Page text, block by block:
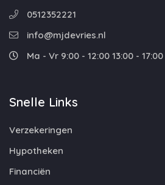
0512352221
info@mjdevries.nl
Ma - Vr 9:00 - 12:00 13:00 - 17:00
Snelle Links
Verzekeringen
Hypotheken
Financiën